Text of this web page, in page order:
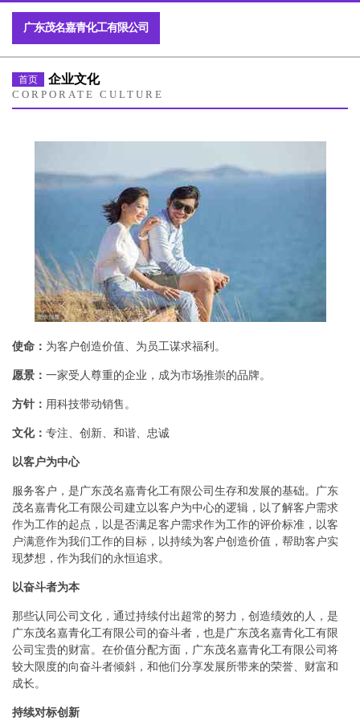
广东茂名嘉青化工有限公司
首页 企业文化
CORPORATE CULTURE
使命： 为客户创造价值、为员工谋求福利。
愿景： 一家受人尊重的企业，成为市场推崇的品牌。
方针： 用科技带动销售。
文化： 专注、创新、和谐、忠诚
以客户为中心
服务客户，是广东茂名嘉青化工有限公司生存和发展的基础。广东
茂名嘉青化工有限公司建立以客户为中心的逻辑，以了解客户需求
作为工作的起点，以是否满足客户需求作为工作的评价标准，以客
户满意作为我们工作的目标，以持续为客户创造价值，帮助客户实
现梦想，作为我们的永恒追求。
以奋斗者为本
那些认同公司文化，通过持续付出超常的努力，创造绩效的人，是
广东茂名嘉青化工有限公司的奋斗者，也是广东茂名嘉青化工有限
公司宝贵的财富。在价值分配方面，广东茂名嘉青化工有限公司将
较大限度的向奋斗者倾斜，和他们分享发展所带来的荣誉、财富和
成长。
持续对标创新